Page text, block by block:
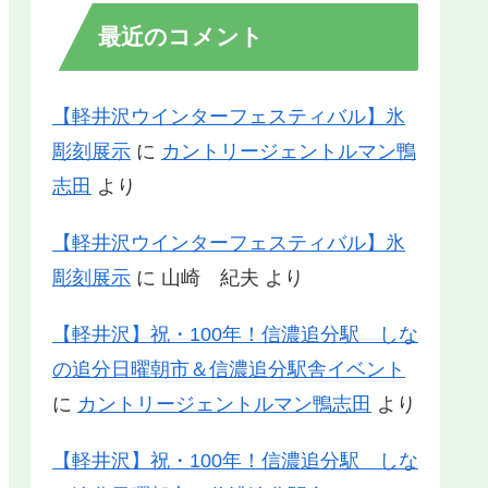
最近のコメント
【軽井沢ウインターフェスティバル】氷
彫刻展示 に カントリージェントルマン鴨
志田 より
【軽井沢ウインターフェスティバル】氷
彫刻展示 に 山崎 紀夫 より
【軽井沢】祝・100年！信濃追分駅 しな
の追分日曜朝市＆信濃追分駅舎イベント
に カントリージェントルマン鴨志田 より
【軽井沢】祝・100年！信濃追分駅 しな